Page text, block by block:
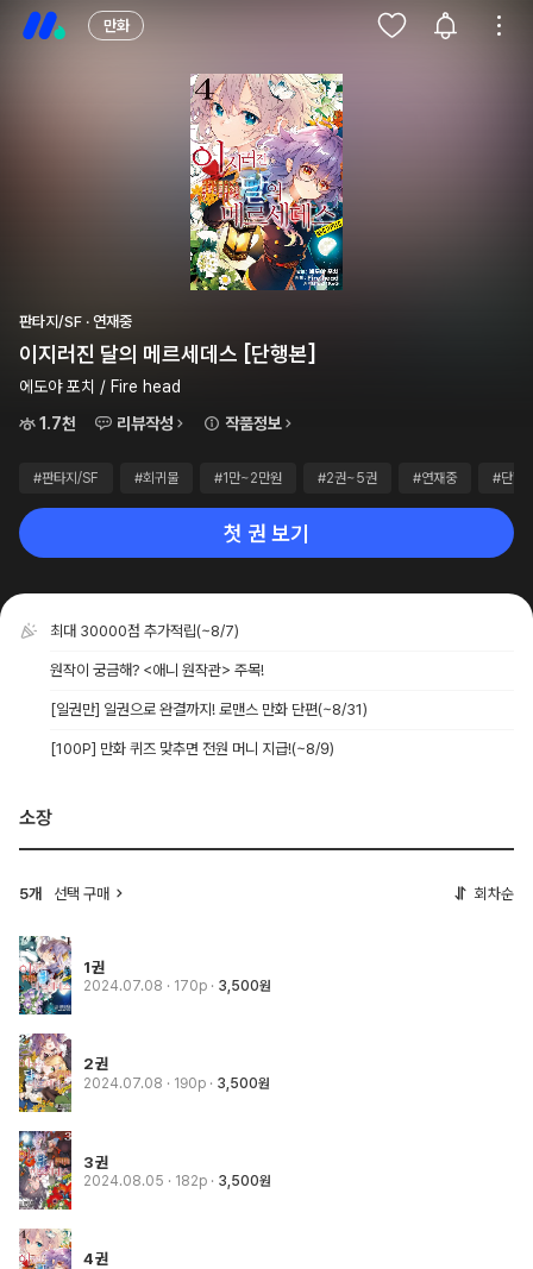
만화
판타지/SF · 연재중
이지러진 달의 메르세데스 [단행본]
에도야 포치 / Fire head
1.7천
리뷰작성 작품정보
#판타지/SF #회귀물 #1만~2만원 #2권~5권 #연재중 #단행
첫 권 보기
최대 30000점 추가적립(~8/7)
원작이 궁금해? <애니 원작관> 주목!
[일권만] 일권으로 완결까지! 로맨스 만화 단편(~8/31)
[100P] 만화 퀴즈 맞추면 전원 머니 지급!(~8/9)
소장
5개 선택 구매 회차순
1권
2024.07.08 · 170p 3,500원
2권
2024.07.08 · 190p 3,500원
3권
2024.08.05 · 182p 3,500원
4권